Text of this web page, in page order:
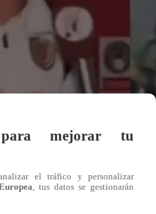
para mejorar tu
el tráfico y personalizar
, tus datos se gestionarán